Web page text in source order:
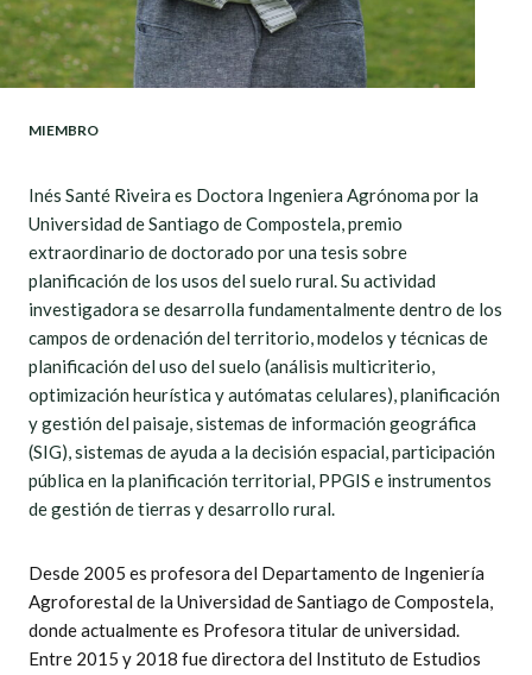
MIEMBRO
Inés Santé Riveira es Doctora Ingeniera Agrónoma por la
Universidad de Santiago de Compostela, premio
extraordinario de doctorado por una tesis sobre
planificación de los usos del suelo rural. Su actividad
investigadora se desarrolla fundamentalmente dentro de los
campos de ordenación del territorio, modelos y técnicas de
planificación del uso del suelo (análisis multicriterio,
optimización heurística y autómatas celulares), planificación
y gestión del paisaje, sistemas de información geográfica
(SIG), sistemas de ayuda a la decisión espacial, participación
pública en la planificación territorial, PPGIS e instrumentos
de gestión de tierras y desarrollo rural.
Desde 2005 es profesora del Departamento de Ingeniería
Agroforestal de la Universidad de Santiago de Compostela,
donde actualmente es Profesora titular de universidad.
Entre 2015 y 2018 fue directora del Instituto de Estudios